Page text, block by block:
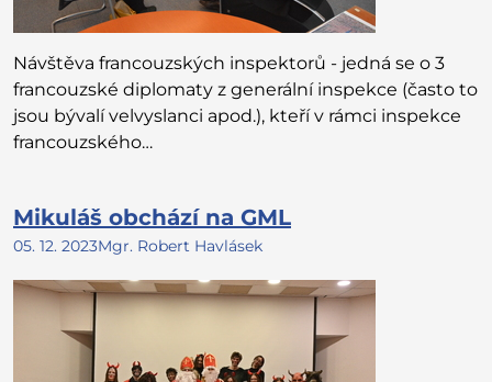
Návštěva francouzských inspektorů - jedná se o 3
francouzské diplomaty z generální inspekce (často to
jsou bývalí velvyslanci apod.), kteří v rámci inspekce
francouzského…
Mikuláš obchází na GML
05. 12. 2023Mgr. Robert Havlásek